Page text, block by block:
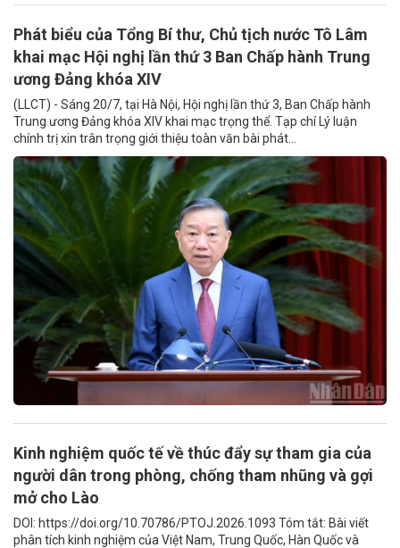
Phát biểu của Tổng Bí thư, Chủ tịch nước Tô Lâm
khai mạc Hội nghị lần thứ 3 Ban Chấp hành Trung
ương Đảng khóa XIV
(LLCT) - Sáng 20/7, tại Hà Nội, Hội nghị lần thứ 3, Ban Chấp hành
Trung ương Đảng khóa XIV khai mạc trọng thể. Tạp chí Lý luận
chính trị xin trân trọng giới thiệu toàn văn bài phát...
Kinh nghiệm quốc tế về thúc đẩy sự tham gia của
người dân trong phòng, chống tham nhũng và gợi
mở cho Lào
DOI: https://doi.org/10.70786/PTOJ.2026.1093 Tóm tắt: Bài viết
phân tích kinh nghiệm của Việt Nam, Trung Quốc, Hàn Quốc và